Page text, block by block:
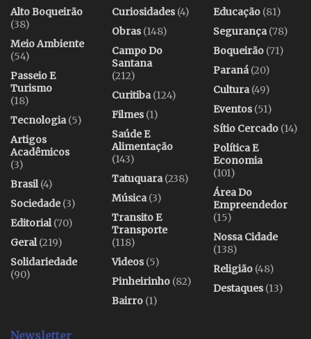
Alto Boqueirão
(38)
Meio Ambiente
(54)
Passeio E
Turismo
(18)
Tecnologia(5)
Artigos
Acadêmicos
(3)
Brasil(4)
Sociedade(3)
Editorial(70)
Geral(219)
Solidariedade
(90)
Curiosidades(4)
Obras(148)
Campo Do
Santana
(212)
Curitiba(124)
Filmes(1)
Saúde E
Alimentação
(143)
Tatuquara(238)
Música(3)
Transito E
Transporte
(118)
Videos(5)
Pinheirinho (82)
Bairro (1)
Educação (81)
Segurança(78)
Boqueirão (71)
Paraná(20)
Cultura(49)
Eventos(51)
Sítio Cercado (14)
Política E
Economia
(101)
Área Do
Empreendedor
(15)
Nossa Cidade
(138)
Religião (48)
Destaques(13)
Newsletter